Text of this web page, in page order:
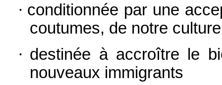
· conditionnée par une
coutumes, de notre
· destinée à accroître le
nouveaux immigrants